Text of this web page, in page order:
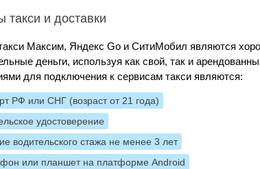
такси и доставки
Максим, Яндекс Go и СитиМобил являются
деньги, используя как свой, так и
для подключения к сервисам такси являются:
РФ или СНГ (возраст от 21 года)
удостоверение
водительского стажа не менее 3 лет
или планшет на платформе Android